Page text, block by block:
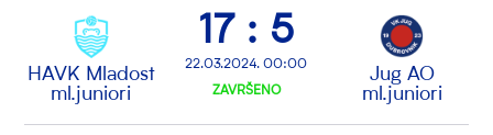
HAVK Mladost
ml.juniori
17 : 5
22.03.2024. 00:00
ZAVRŠENO
Jug AO
ml.juniori